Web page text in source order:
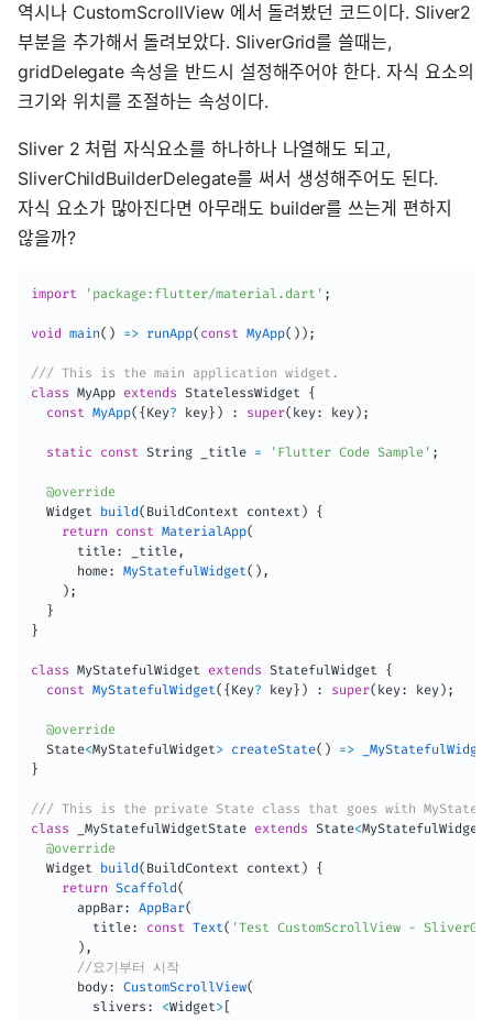
역시나 CustomScrollView 에서 돌려봤던 코드이다. Sliver2
부분을 추가해서 돌려보았다. SliverGrid를 쓸때는,
gridDelegate 속성을 반드시 설정해주어야 한다. 자식 요소의
크기와 위치를 조절하는 속성이다.
Sliver 2 처럼 자식요소를 하나하나 나열해도 되고,
SliverChildBuilderDelegate를 써서 생성해주어도 된다.
자식 요소가 많아진다면 아무래도 builder를 쓰는게 편하지
않을까?
import 'package:flutter/material.dart' ;
void main( ) => runApp( const MyApp( ) ) ;
/// This is the main application widget.
class MyApp extends StatelessWidget
{
const MyApp( { Key? key } ) : super( key: key ) ;
static const String _title = 'Flutter Code Sample' ;
@override
  Widget
build ( BuildContext context )
{
return
const MaterialApp(
      title
: _title,
      home
: MyStatefulWidget( ) ,
) ;
}
}
class MyStatefulWidget extends StatefulWidget
{
const MyStatefulWidget( { Key? key } ) : super( key: key ) ;
@override
  State
<MyStatefulWidget> createState( ) =>
}
/// This is the private State class that goes with
class
_MyStatefulWidgetState extends State<MyStatefulWidget
@override
  Widget
build ( BuildContext context )
{
return Scaffold (
      appBar
: AppBar(
        title
: const Text( 'Test CustomScrollView -
) ,
//요기부터 시작
      body
: CustomScrollView(
        slivers
: <Widget>